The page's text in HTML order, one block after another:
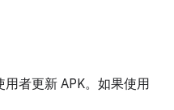
者更新 APK。如果使用